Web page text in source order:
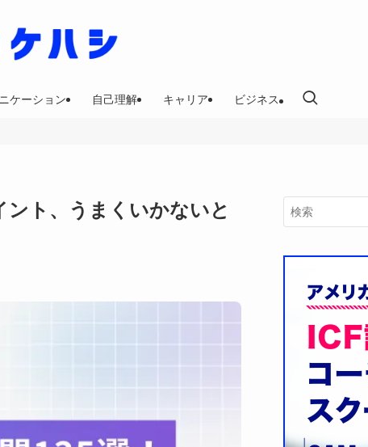
ケーション 自己理解 キャリア ビジネス
ト、うまくいかないと